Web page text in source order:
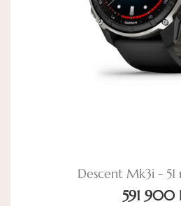
Descent Mk3i - 51
591 900